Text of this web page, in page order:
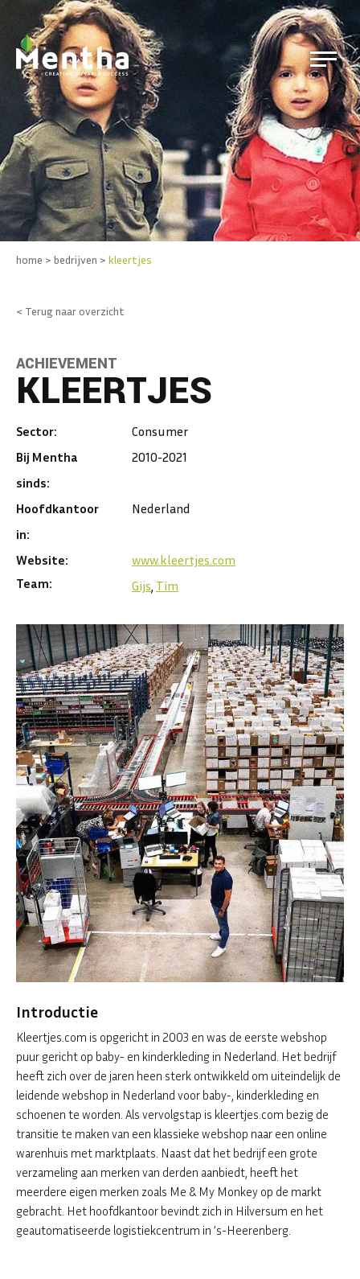
home > bedrijven > kleertjes
< Terug naar overzicht
ACHIEVEMENT
KLEERTJES
Sector:
Consumer
Bij Mentha
sinds:
2010-2021
Hoofdkantoor
in:
Nederland
Website:
www.kleertjes.com
Team:
Gijs, Tim
Introductie
Kleertjes.com is opgericht in 2003 en was de eerste webshop
puur gericht op baby- en kinderkleding in Nederland. Het bedrijf
heeft zich over de jaren heen sterk ontwikkeld om uiteindelijk de
leidende webshop in Nederland voor baby-, kinderkleding en
schoenen te worden. Als vervolgstap is kleertjes.com bezig de
transitie te maken van een klassieke webshop naar een online
warenhuis met marktplaats. Naast dat het bedrijf een grote
verzameling aan merken van derden aanbiedt, heeft het
meerdere eigen merken zoals Me & My Monkey op de markt
gebracht. Het hoofdkantoor bevindt zich in Hilversum en het
geautomatiseerde logistiekcentrum in ’s-Heerenberg.